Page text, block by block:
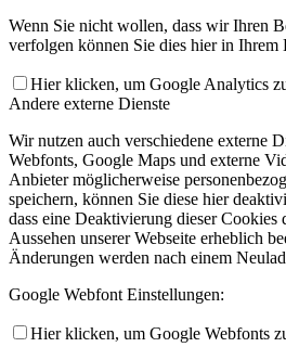
Wenn Sie nicht wollen, dass wir Ihren
verfolgen können Sie dies hier in Ihrem
Hier klicken, um Google Analytics
Andere externe Dienste
Wir nutzen auch verschiedene externe
Webfonts, Google Maps und externe
Anbieter möglicherweise
speichern, können Sie diese hier
dass eine Deaktivierung dieser Cookies
Aussehen unserer Webseite erheblich
Änderungen werden nach einem
Google Webfont Einstellungen:
Hier klicken, um Google Webfonts